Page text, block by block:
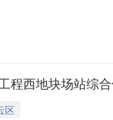
层数（最高）为5层，
程西地块场站综
区